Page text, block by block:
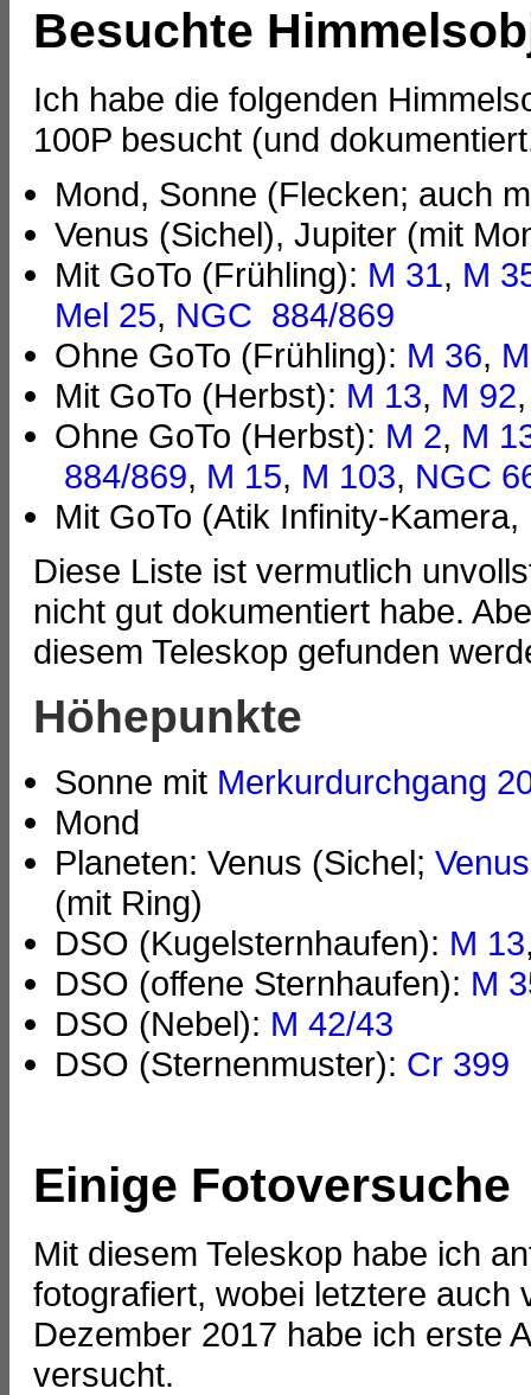
Besuchte
Ich habe die folgenden
100P besucht (und
Mond, Sonne (Flecken; auch
Venus (Sichel), Jupiter (mit
Mit GoTo (Frühling): M 31, M
Mel 25, NGC 884/869
Ohne GoTo (Frühling): M 36,
Mit GoTo (Herbst): M 13, M 92
Ohne GoTo (Herbst): M 2, M
884/869, M 15, M 103, NGC
Mit GoTo (Atik Infinity-
Diese Liste ist vermutlich
nicht gut dokumentiert habe.
diesem Teleskop gefunden
Höhepunkte
Sonne mit Merkurdurchgang
Mond
Planeten: Venus (Sichel;
(mit Ring)
DSO (Kugelsternhaufen): M 13
DSO (offene Sternhaufen): M
DSO (Nebel): M 42/43
DSO (Sternenmuster): Cr 399
Einige Fotoversuche
Mit diesem Teleskop habe ich
fotografiert, wobei letztere auch
Dezember 2017 habe ich erste
versucht.